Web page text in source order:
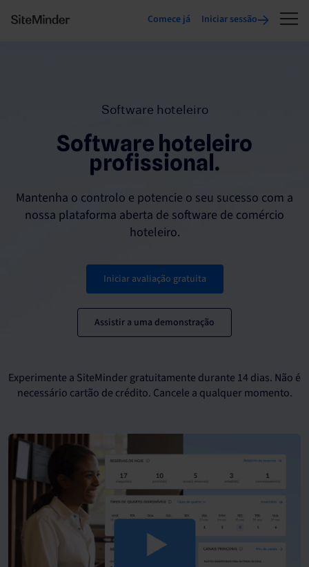
Comece já Iniciar sessão
Software hoteleiro
Software hoteleiro
profissional.
Mantenha o controlo e potencie o seu sucesso com a
nossa plataforma aberta de software de comércio
hoteleiro.
Iniciar avaliação gratuita
Assistir a uma demonstração
Experimente a SiteMinder gratuitamente durante 14 dias. Não é
necessário cartão de crédito. Cancele a qualquer momento.